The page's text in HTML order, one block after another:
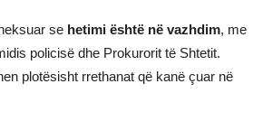
se hetimi është në vazhdim, me
policisë dhe Prokurorit të Shtetit.
plotësisht rrethanat që kanë çuar në